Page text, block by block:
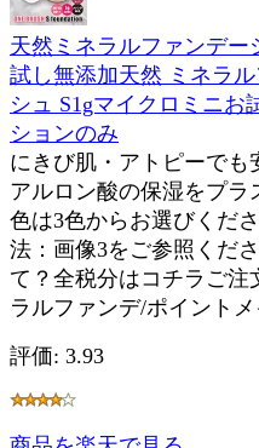
天然ミネラルファンデー
試し無添加天然 ミネラ
シュ S1gマイクロミニお
ションのみ
にきび肌・アトピーでも
アルロン酸の保湿をプラ
色は3色からお選びくだ
法：画像3をご参照くだ
て？全税分はコチラご注
ラルファンデ/ポイント
評価: 3.93